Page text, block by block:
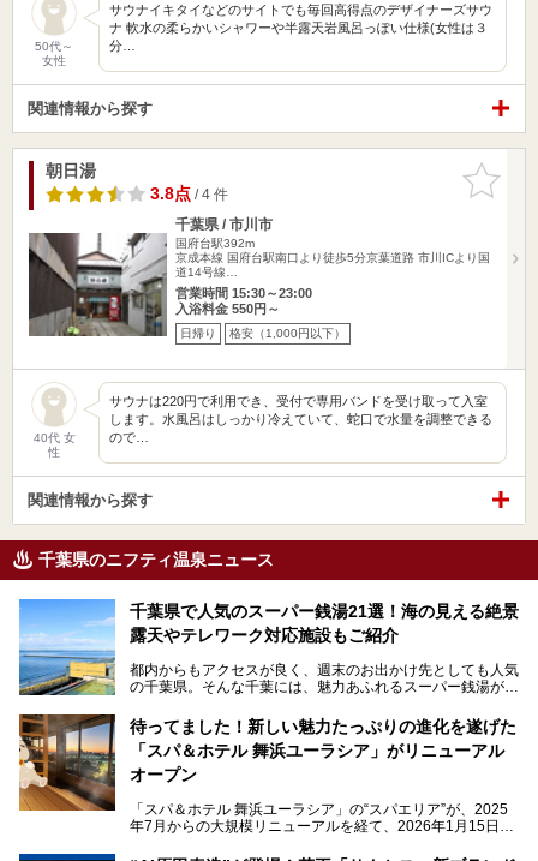
50代～
女性
サウナイキタイなどのサイトでも毎回高得点のデザイナーズサウ
ナ 軟水の柔らかいシャワーや半露天岩風呂っぽい仕様(女性は３
分…
関連情報から探す
お気に入
りに追加
朝日湯
3.8点/ 4 件
千葉県 / 市川市
国府台駅392m
京成本線 国府台駅南口より徒歩5分京葉道路 市川ICより国
道14号線…
営業時間 15:30～23:00
入浴料金 550円～
日帰り 格安（1,000円以下）
40代 女
性
サウナは220円で利用でき、受付で専用バンドを受け取って入室
します。水風呂はしっかり冷えていて、蛇口で水量を調整できる
ので…
関連情報から探す
千葉県のニフティ温泉ニュース
千葉県で人気のスーパー銭湯21選！海の見える絶景
露天やテレワーク対応施設もご紹介
都内からもアクセスが良く、週末のお出かけ先としても人気
の千葉県。そんな千葉には、魅力あふれるスーパー銭湯がた
「サウナでしっかりととのいたい」「海が見える絶景で非日
常を味わいたい」「子連れでも気兼ねなく1日過ごした
い」。
そんな多様なニーズに応える施設が揃っているため、その日
の目的に合った施設がきっと見つかるはずです。
さらに最近では、24時間営業で深夜まで滞在できる施設
待ってました！新しい魅力たっぷりの進化を遂げた
「スパ＆ホテル 舞浜ユーラシア」がリニューアル
オープン
「スパ＆ホテル 舞浜ユーラシア」の“スパエリア”が、2025
年7月からの大規模リニューアルを経て、2026年1月15日